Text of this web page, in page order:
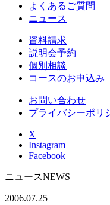
よくあるご質問
ニュース
資料請求
説明会予約
個別相談
コースのお申込み
お問い合わせ
プライバシーポリ
X
Instagram
Facebook
ニュースNEWS
2006.07.25